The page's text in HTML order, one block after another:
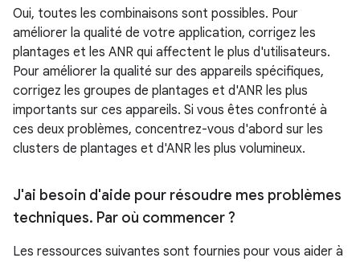
Oui, toutes les combinaisons sont possibles. Pour
améliorer la qualité de votre application, corrigez les
plantages et les ANR qui affectent le plus d'utilisateurs.
Pour améliorer la qualité sur des appareils spécifiques,
corrigez les groupes de plantages et d'ANR les plus
importants sur ces appareils. Si vous êtes confronté à
ces deux problèmes, concentrez-vous d'abord sur les
clusters de plantages et d'ANR les plus volumineux.
J'ai besoin d'aide pour résoudre mes problèmes
techniques. Par où commencer ?
Les ressources suivantes sont fournies pour vous aider à